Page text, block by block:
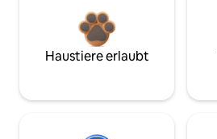
Haustiere erlaubt